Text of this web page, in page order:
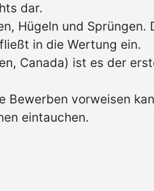
dar.
Hügeln und Sprüngen.
in die Wertung ein.
Canada) ist es der
Bewerben vorweisen
eintauchen.